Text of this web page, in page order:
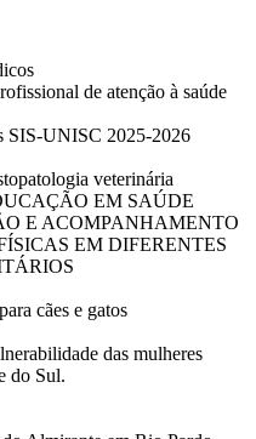
de atenção à saúde
SIS-UNISC 2025-2026
veterinária
EM SAÚDE
E ACOMPANHAMENTO
EM DIFERENTES
cães e gatos
das mulheres
do Sul.